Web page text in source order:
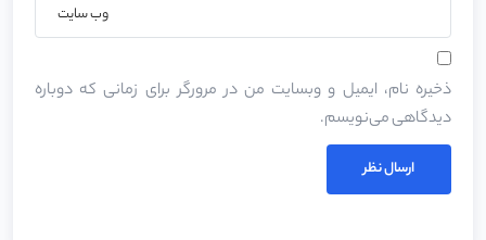
ذخیره نام، ایمیل و وبسایت من در مرورگر برای زمانی که دوباره
دیدگاهی می‌نویسم.